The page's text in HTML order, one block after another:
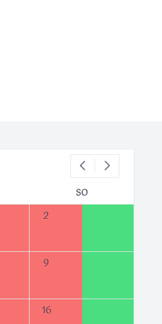
SO
2
9
16